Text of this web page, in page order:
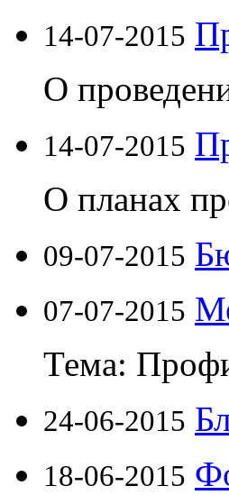
14-07-2015
О
14-07-2015
О планах
09-07-2015
07-07-2015
Тема:
24-06-2015
18-06-2015